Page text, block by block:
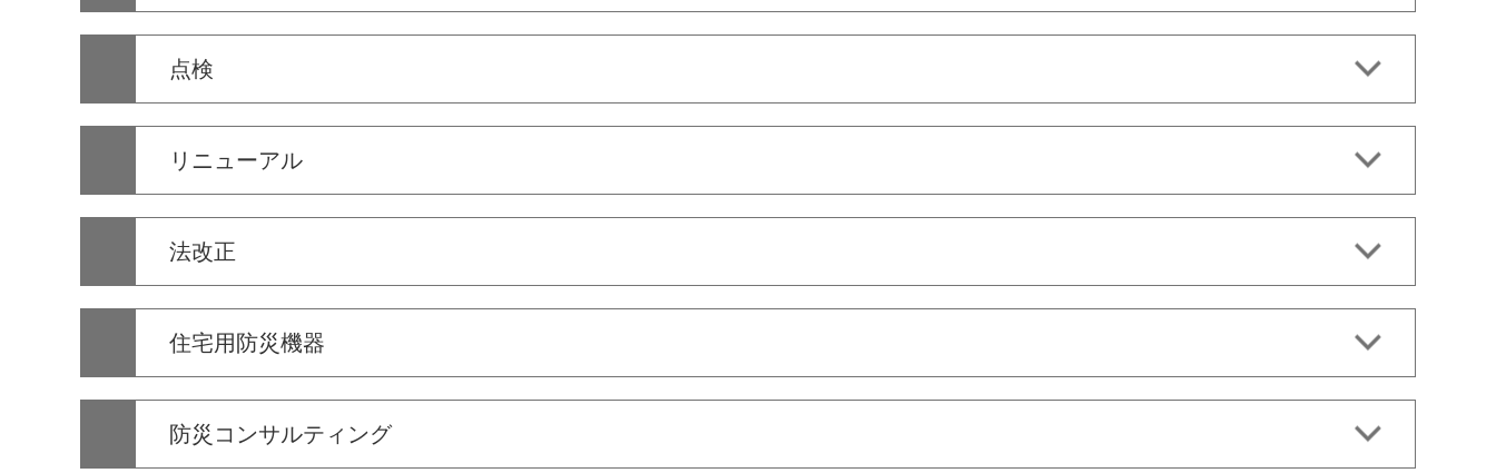
点検
リニューアル
法改正
住宅用防災機器
防災コンサルティング